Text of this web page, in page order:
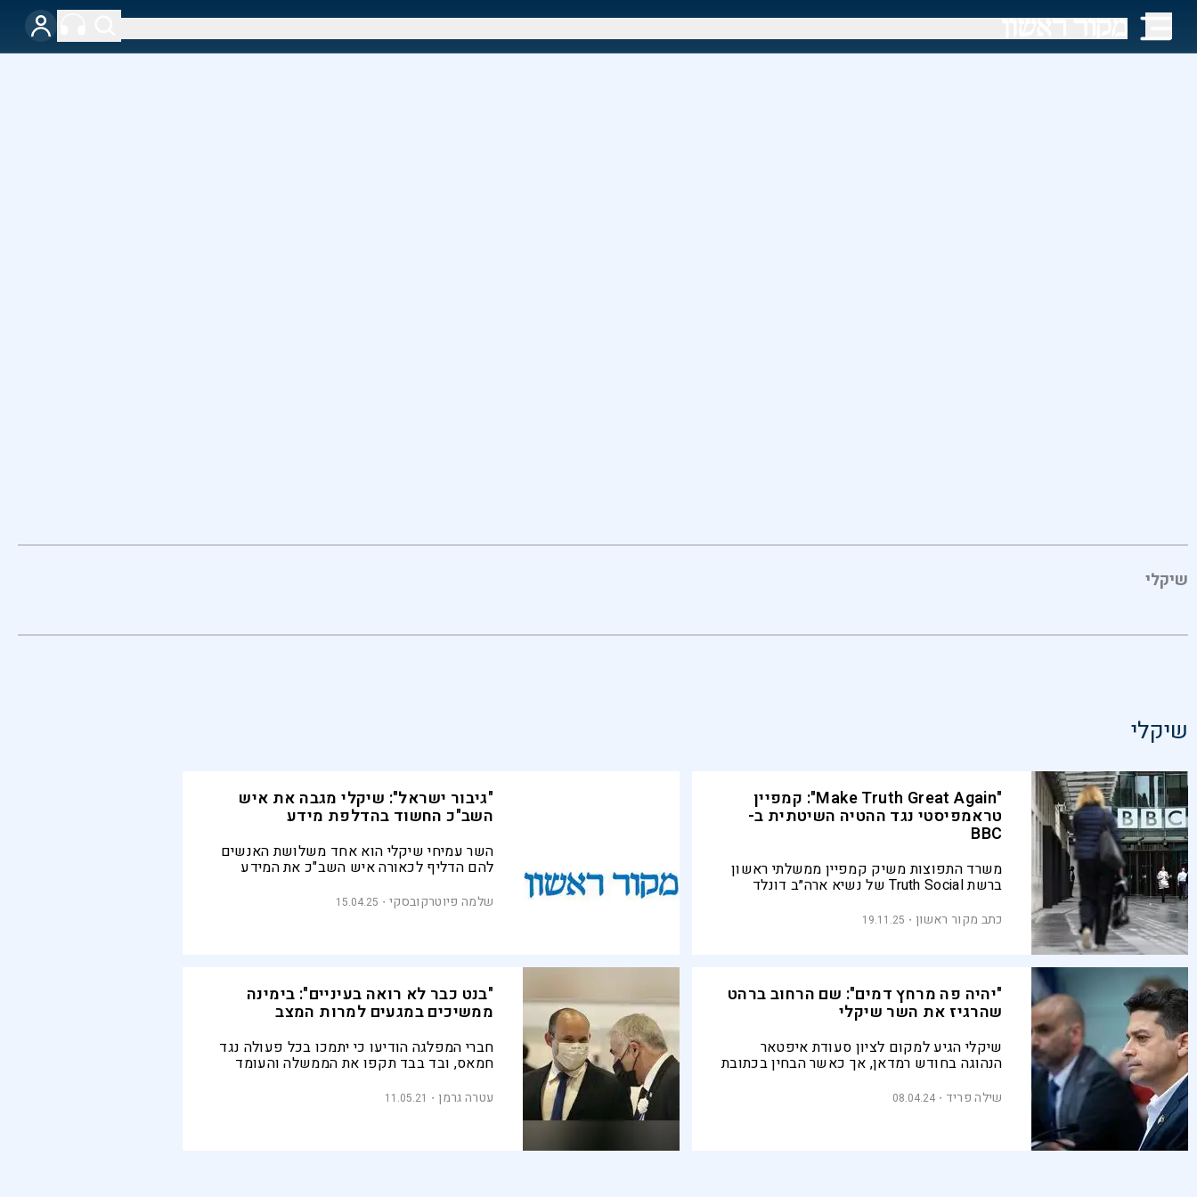
שיקלי
שיקלי
"Make Truth Great Again": קמפיין
טראמפיסטי נגד ההטיה השיטתית ב-
BBC
משרד התפוצות משיק קמפיין ממשלתי ראשון
ברשת Truth Social של נשיא ארה״ב דונלד
תקשורת נוספים בעולם
כתב מקור ראשון 19.11.25
"גיבור ישראל": שיקלי מגבה את איש
השב"כ החשוד בהדלפת מידע
השר עמיחי שיקלי הוא אחד משלושת האנשים
להם הדליף לכאורה איש השב"כ את המידע
בעיצומה של מלחמה, ראש שירות הביטחון
הכללי עסוק בריגול אובססיבי אחרי שר מכהן"
שלמה פיוטרקובסקי 15.04.25
"יהיה פה מרחץ דמים": שם הרחוב ברהט
שהרגיז את השר שיקלי
שיקלי הגיע למקום לציון סעודת איפטאר
הנהוגה בחודש רמדאן, אך כאשר הבחין בכתובת
מדבריו לשוחח על ההזדהות של חלק מהחברה
שילה פריד 08.04.24
"בנט כבר לא רואה בעיניים": בימינה
ממשיכים במגעים למרות המצב
חברי המפלגה הודיעו כי יתמכו בכל פעולה נגד
חמאס, ובד בבד תקפו את הממשלה והעומד
ממשלת השינוי
עטרה גרמן 11.05.21